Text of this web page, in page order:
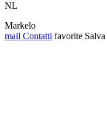
NL
Markelo
mail Contatti favorite Salva